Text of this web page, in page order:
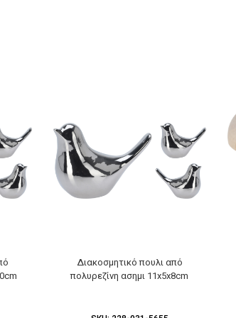
Διακοσμητικό πουλι από
πολυρεζίνη ασημι 11x5x8cm